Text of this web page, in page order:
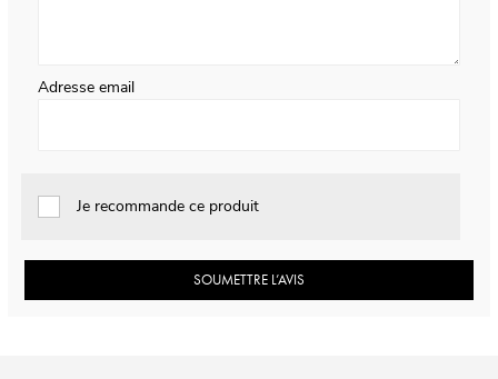
Adresse email
Je recommande ce produit
SOUMETTRE L’AVIS